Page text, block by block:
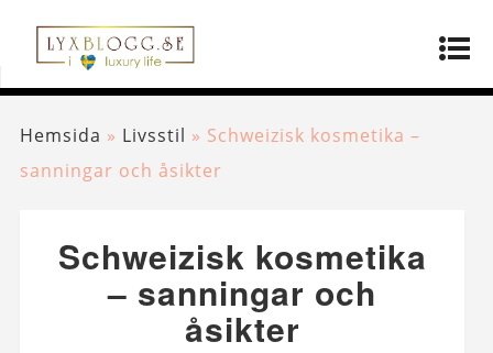
Hemsida » Livsstil » Schweizisk kosmetika –
sanningar och åsikter
Schweizisk kosmetika
– sanningar och
åsikter